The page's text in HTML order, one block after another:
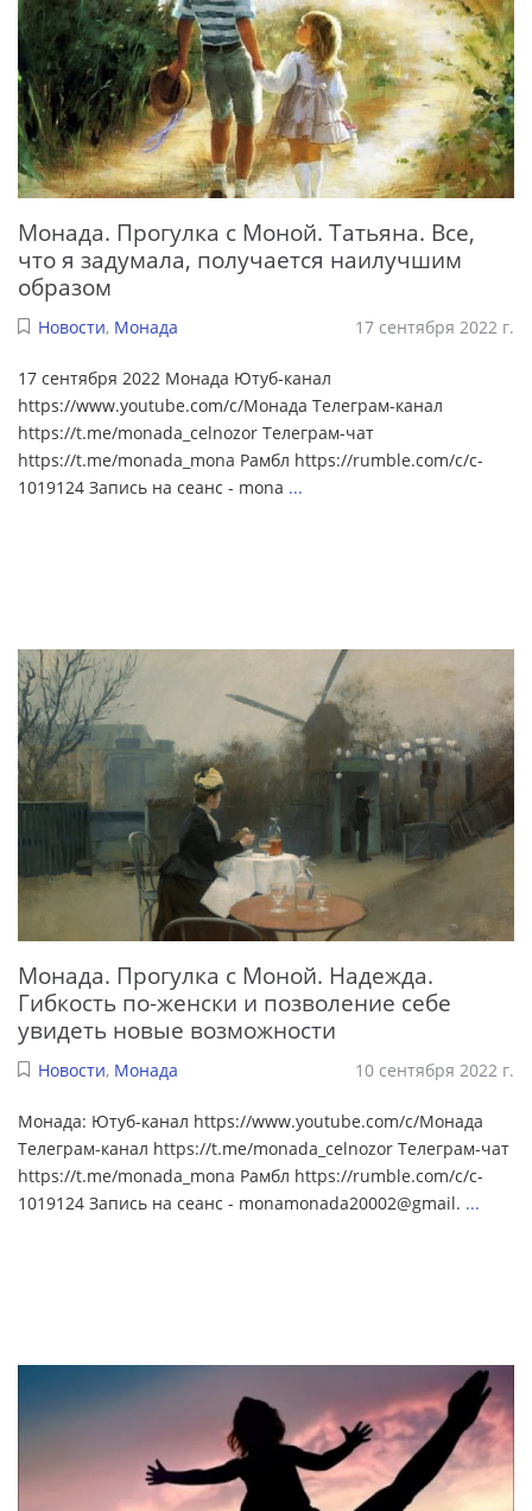
Монада. Прогулка с Моной. Татьяна. Все,
что я задумала, получается наилучшим
образом
Новости, Монада 17 сентября 2022 г.
17 сентября 2022 Монада Ютуб-канал
https://www.youtube.com/c/Монада Телеграм-канал
https://t.me/monada_celnozor Телеграм-чат
https://t.me/monada_mona Рамбл https://rumble.com/c/c-
1019124 Запись на сеанс - mona ...
Монада. Прогулка с Моной. Надежда.
Гибкость по-женски и позволение себе
увидеть новые возможности
Новости, Монада 10 сентября 2022 г.
Монада: Ютуб-канал https://www.youtube.com/c/Монада
Телеграм-канал https://t.me/monada_celnozor Телеграм-чат
https://t.me/monada_mona Рамбл https://rumble.com/c/c-
1019124 Запись на сеанс - monamonada20002@gmail. ...